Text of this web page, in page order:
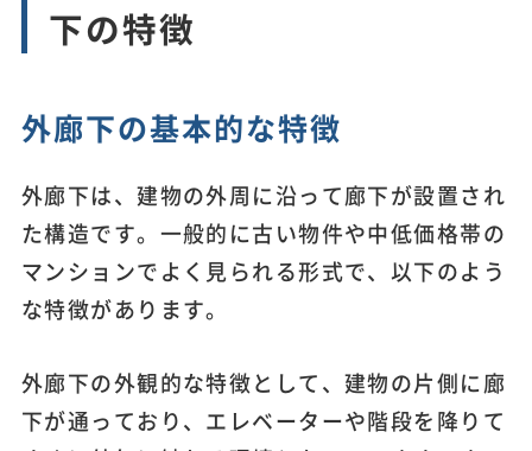
下の特徴
外廊下の基本的な特徴
外廊下は、建物の外周に沿って廊下が設置され
た構造です。一般的に古い物件や中低価格帯の
マンションでよく見られる形式で、以下のよう
な特徴があります。
外廊下の外観的な特徴として、建物の片側に廊
下が通っており、エレベーターや階段を降りて